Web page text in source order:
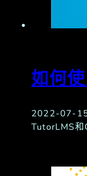
如何
2022-07-
TutorLMS